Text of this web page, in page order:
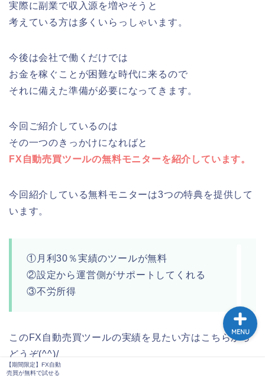
実際に副業で収入源を増やそうと
考えている方は多くいらっしゃいます。
今後は会社で働くだけでは
お金を稼ぐことが困難な時代に来るので
それに備えた準備が必要になってきます。
今回ご紹介しているのは
その一つのきっかけになればと
FX自動売買ツールの無料モニターを紹介しています。
今回紹介している無料モニターは3つの特典を提供して
います。
①月利30％実績のツールが無料
②設定から運営側がサポートしてくれる
③不労所得
このFX自動売買ツールの実績を見たい方はこちらから
どうぞ(^^)/
FX自動売買の実績はこちらをクリック！！
【期間限定】FX自動
売買が無料で試せる
MENU
【期間限定】FX自動売買
が無料で試せる